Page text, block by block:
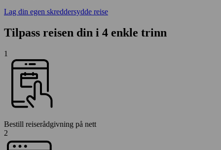
Lag din egen skreddersydde reise
Tilpass reisen din i 4 enkle trinn
1
Bestill reiserådgivning på nett
2